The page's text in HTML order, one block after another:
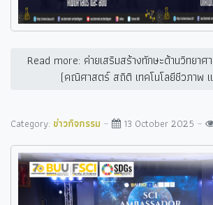
Read more: ค่ายเสริมสร้างทักษะด้านวิทยาศ
(คณิศาสตร์ สถิติ เทคโนโลยีชีวภาพ
Category: ข่าวกิจกรรม 13 October 2025